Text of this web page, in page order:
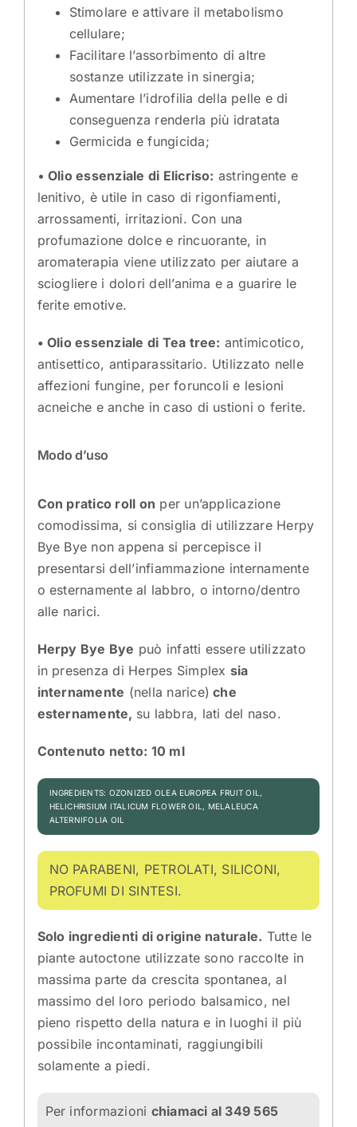
Stimolare e attivare il metabolismo
cellulare;
Facilitare l’assorbimento di altre
sostanze utilizzate in sinergia;
Aumentare l’idrofilia della pelle e di
conseguenza renderla più idratata
Germicida e fungicida;
• Olio essenziale di Elicriso: astringente e
lenitivo, è utile in caso di rigonfiamenti,
arrossamenti, irritazioni. Con una
profumazione dolce e rincuorante, in
aromaterapia viene utilizzato per aiutare a
sciogliere i dolori dell’anima e a guarire le
ferite emotive.
• Olio essenziale di Tea tree: antimicotico,
antisettico, antiparassitario. Utilizzato nelle
affezioni fungine, per foruncoli e lesioni
acneiche e anche in caso di ustioni o ferite.
Modo d’uso
Con pratico roll on per un’applicazione
comodissima, si consiglia di utilizzare Herpy
Bye Bye non appena si percepisce il
presentarsi dell’infiammazione internamente
o esternamente al labbro, o intorno/dentro
alle narici.
Herpy Bye Bye può infatti essere utilizzato
in presenza di Herpes Simplex sia
internamente (nella narice) che
esternamente, su labbra, lati del naso.
Contenuto netto: 10 ml
INGREDIENTS: OZONIZED OLEA EUROPEA FRUIT OIL,
HELICHRISIUM ITALICUM FLOWER OIL, MELALEUCA
ALTERNIFOLIA OIL
NO PARABENI, PETROLATI, SILICONI,
PROFUMI DI SINTESI.
Solo ingredienti di origine naturale. Tutte le
piante autoctone utilizzate sono raccolte in
massima parte da crescita spontanea, al
massimo del loro periodo balsamico, nel
pieno rispetto della natura e in luoghi il più
possibile incontaminati, raggiungibili
solamente a piedi.
Per informazioni chiamaci al 349 565